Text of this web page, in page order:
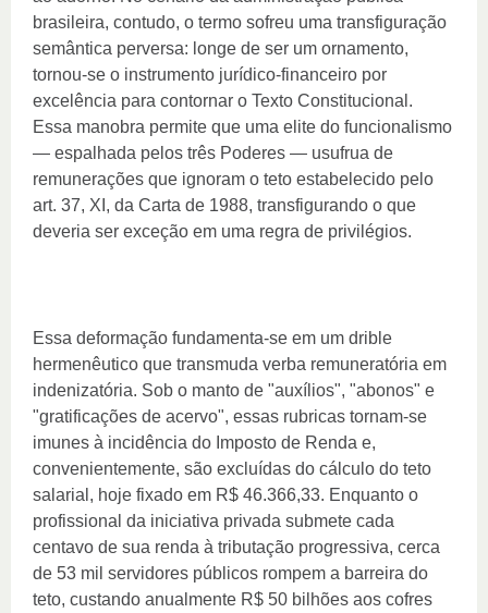
brasileira, contudo, o termo sofreu uma transfiguração
semântica perversa: longe de ser um ornamento,
tornou-se o instrumento jurídico-financeiro por
excelência para contornar o Texto Constitucional.
Essa manobra permite que uma elite do funcionalismo
— espalhada pelos três Poderes — usufrua de
remunerações que ignoram o teto estabelecido pelo
art. 37, XI, da Carta de 1988, transfigurando o que
deveria ser exceção em uma regra de privilégios.
Essa deformação fundamenta-se em um drible
hermenêutico que transmuda verba remuneratória em
indenizatória. Sob o manto de "auxílios", "abonos" e
"gratificações de acervo", essas rubricas tornam-se
imunes à incidência do Imposto de Renda e,
convenientemente, são excluídas do cálculo do teto
salarial, hoje fixado em R$ 46.366,33. Enquanto o
profissional da iniciativa privada submete cada
centavo de sua renda à tributação progressiva, cerca
de 53 mil servidores públicos rompem a barreira do
teto, custando anualmente R$ 50 bilhões aos cofres